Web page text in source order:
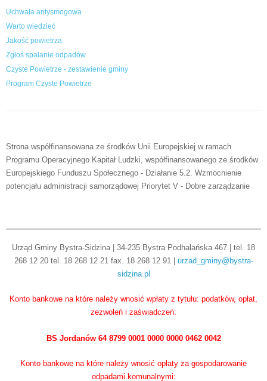
Uchwała antysmogowa
Warto wiedzieć
Jakość powietrza
Zgłoś spalanie odpadów
Czyste Powietrze - zestawienie gminy
Program Czyste Powietrze
Strona współfinansowana ze środków Unii Europejskiej w ramach
Programu Operacyjnego Kapitał Ludzki, współfinansowanego ze środków
Europejskiego Funduszu Społecznego - Działanie 5.2. Wzmocnienie
potencjału administracji samorządowej Priorytet V - Dobre zarządzanie
Urząd Gminy Bystra-Sidzina | 34-235 Bystra Podhalańska 467 | tel. 18
268 12 20 tel. 18 268 12 21 fax. 18 268 12 91 | urzad_gminy@bystra-
sidzina.pl
Konto bankowe na które należy wnosić wpłaty z tytułu: podatków, opłat,
zezwoleń i zaświadczeń:
BS Jordanów 64 8799 0001 0000 0000 0462 0042
Konto bankowe na które należy wnosić opłaty za gospodarowanie
odpadami komunalnymi: